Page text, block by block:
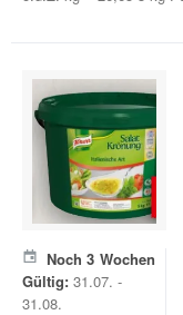
Noch 3 Wochen
Gültig: 31.07. -
31.08.